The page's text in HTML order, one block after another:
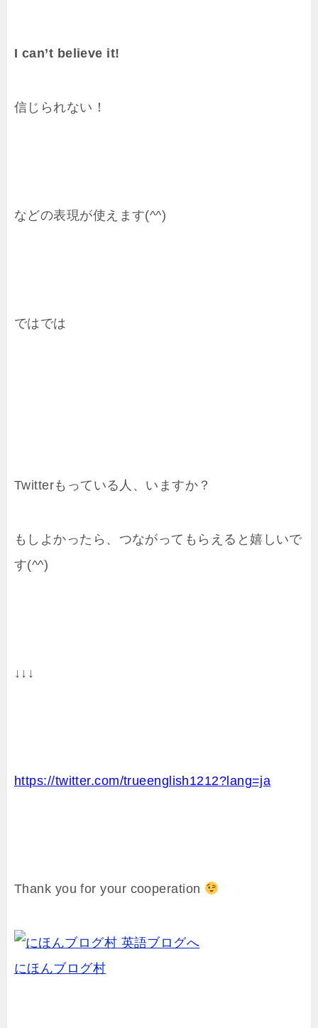
I can’t believe it!
信じられない！
などの表現が使えます(^^)
ではでは
Twitterもっている人、いますか？
もしよかったら、つながってもらえると嬉しいで
す(^^)
↓↓↓
https://twitter.com/trueenglish1212?lang=ja
Thank you for your cooperation
にほんブログ村